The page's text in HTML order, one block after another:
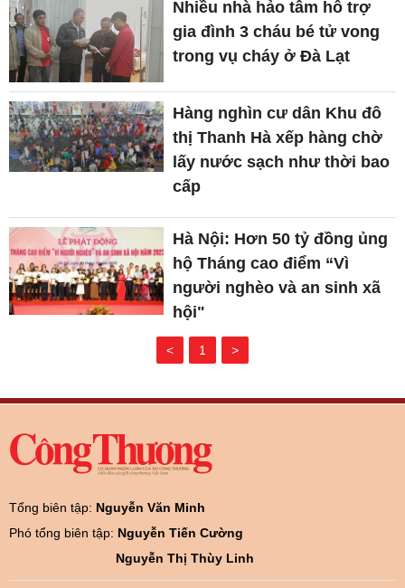
Nhiều nhà hảo tâm hỗ trợ
gia đình 3 cháu bé tử vong
trong vụ cháy ở Đà Lạt
Hàng nghìn cư dân Khu đô
thị Thanh Hà xếp hàng chờ
lấy nước sạch như thời bao
cấp
Hà Nội: Hơn 50 tỷ đồng ủng
hộ Tháng cao điểm “Vì
người nghèo và an sinh xã
hội"
< 1 >
Tổng biên tập: Nguyễn Văn Minh
Phó tổng biên tập: Nguyễn Tiến Cường
Nguyễn Thị Thùy Linh